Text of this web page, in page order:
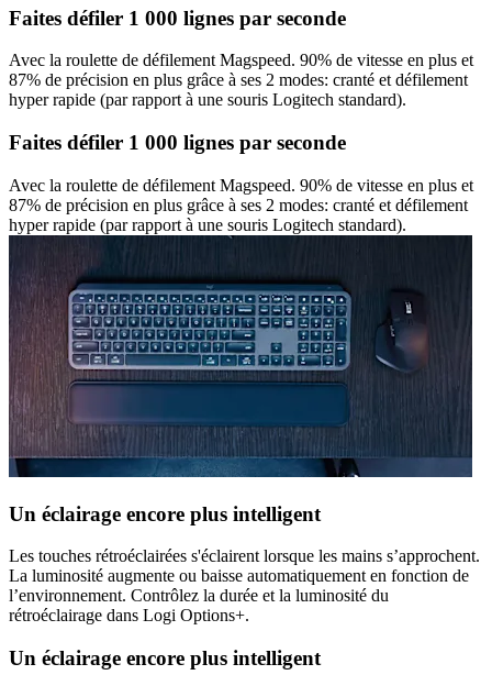
Faites défiler 1 000 lignes par seconde
Avec la roulette de défilement Magspeed. 90% de vitesse en plus et
87% de précision en plus grâce à ses 2 modes: cranté et défilement
hyper rapide (par rapport à une souris Logitech standard).
Faites défiler 1 000 lignes par seconde
Avec la roulette de défilement Magspeed. 90% de vitesse en plus et
87% de précision en plus grâce à ses 2 modes: cranté et défilement
hyper rapide (par rapport à une souris Logitech standard).
Un éclairage encore plus intelligent
Les touches rétroéclairées s'éclairent lorsque les mains s’approchent.
La luminosité augmente ou baisse automatiquement en fonction de
l’environnement. Contrôlez la durée et la luminosité du
rétroéclairage dans Logi Options+.
Un éclairage encore plus intelligent